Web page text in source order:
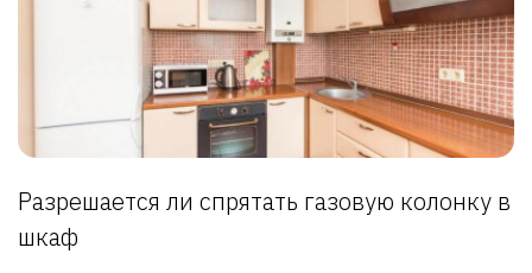
Разрешается ли спрятать газовую колонку в
шкаф